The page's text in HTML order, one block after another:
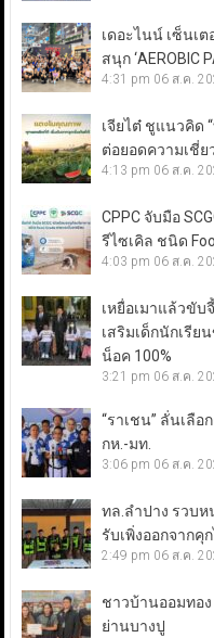
เดอะไนน์ เซ็นเ
สนุก ‘AEROBIC
4:31 pm 06 ส.ค.
เจียไต๋ ชูแนวคิด
ต่อยอดความเชี่
4:13 pm 06 ส.ค.
CPPC จับมือ
รีไซเคิล ชนิด
4:03 pm 06 ส.ค.
เหยื่อเมาแล้วขับ
เสริมเด็กนักเรี
น็อค 100%
3:21 pm 06 ส.ค.
“ราเชน” ลั่นเลื
กห.-มท.
3:06 pm 06 ส.ค.
ทล.ลำปาง รวบห
รับเพิ่งออกจากคุ
2:49 pm 06 ส.ค.
ชาวบ้านออมทอ
ย่านบางปู